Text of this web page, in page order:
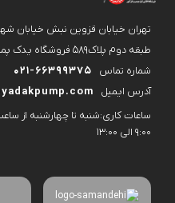
تهران خیابان قزوین نبش خیابان
طبقه دوم پلاک۵۸۹ فروشگاه یدک پمپ
شماره تماس
021-66399375
آدرس ایمیل
9:00 الی 13:00